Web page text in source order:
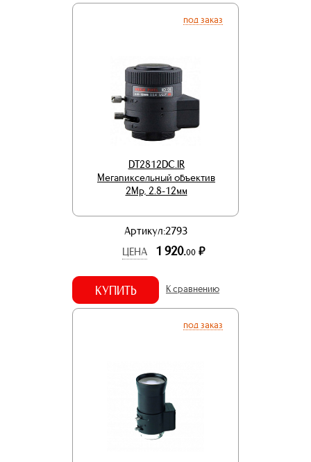
под заказ
DT2812DC.IR
Мегапиксельный объектив
2Mp, 2.8-12мм
Артикул:2793
ЦЕНА
1 920.00 р.
КУПИТЬ К сравнению
под заказ